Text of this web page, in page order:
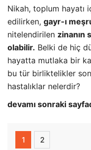
Nikah, toplum hayatı
edilirken, gayr-ı
nitelendirilen zinanın
olabilir. Belki de hiç
hayatta mutlaka bir
bu tür birliktelikler
hastalıklar nelerdir?
devamı sonraki
1 2